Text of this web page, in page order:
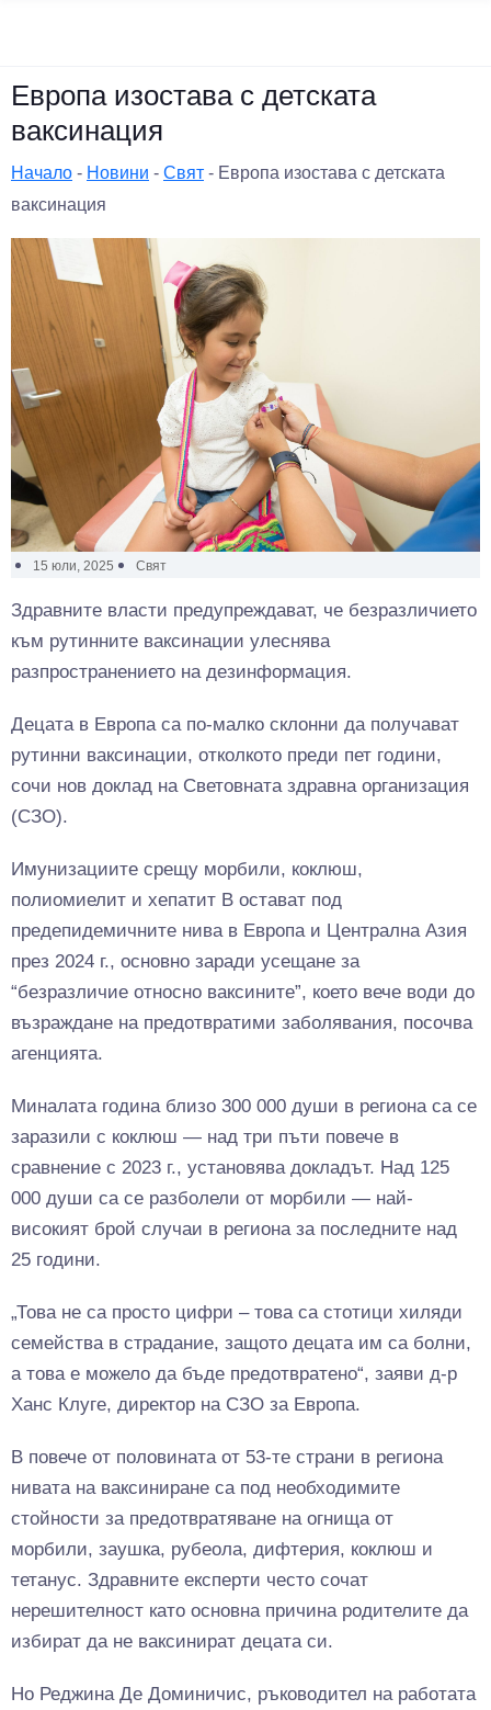
Европа изостава с детската
ваксинация
Начало - Новини - Свят - Европа изостава с детската
ваксинация
15 юли, 2025 Свят
Здравните власти предупреждават, че безразличието
към рутинните ваксинации улеснява
разпространението на дезинформация.
Децата в Европа са по-малко склонни да получават
рутинни ваксинации, отколкото преди пет години,
сочи нов доклад на Световната здравна организация
(СЗО).
Имунизациите срещу морбили, коклюш,
полиомиелит и хепатит B остават под
предепидемичните нива в Европа и Централна Азия
през 2024 г., основно заради усещане за
“безразличие относно ваксините”, което вече води до
възраждане на предотвратими заболявания, посочва
агенцията.
Миналата година близо 300 000 души в региона са се
заразили с коклюш — над три пъти повече в
сравнение с 2023 г., установява докладът. Над 125
000 души са се разболели от морбили — най-
високият брой случаи в региона за последните над
25 години.
„Това не са просто цифри – това са стотици хиляди
семейства в страдание, защото децата им са болни,
а това е можело да бъде предотвратено“, заяви д-р
Ханс Клуге, директор на СЗО за Европа.
В повече от половината от 53-те страни в региона
нивата на ваксиниране са под необходимите
стойности за предотвратяване на огнища от
морбили, заушка, рубеола, дифтерия, коклюш и
тетанус. Здравните експерти често сочат
нерешителност като основна причина родителите да
избират да не ваксинират децата си.
Но Реджина Де Доминичис, ръководител на работата